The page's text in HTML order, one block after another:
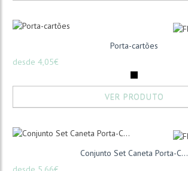
Porta-cartões
desde 4,05€
VER PRODUTO
Conjunto Set Caneta Porta-C...